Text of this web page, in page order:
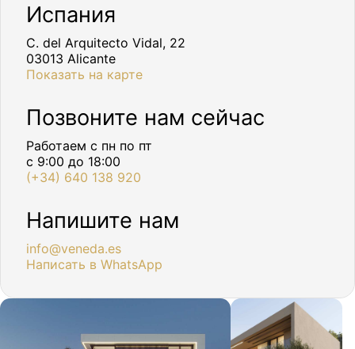
Испания
C. del Arquitecto Vidal, 22
03013 Alicante
Показать на карте
Позвоните нам сейчас
Работаем с пн по пт
с 9:00 до 18:00
(+34) 640 138 920
Напишите нам
info@veneda.es
Написать в WhatsApp